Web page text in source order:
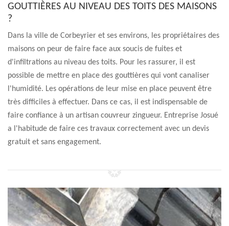
GOUTTIÈRES AU NIVEAU DES TOITS DES MAISONS
?
Dans la ville de Corbeyrier et ses environs, les propriétaires des
maisons on peur de faire face aux soucis de fuites et
d'infiltrations au niveau des toits. Pour les rassurer, il est
possible de mettre en place des gouttières qui vont canaliser
l'humidité. Les opérations de leur mise en place peuvent être
très difficiles à effectuer. Dans ce cas, il est indispensable de
faire confiance à un artisan couvreur zingueur. Entreprise Josué
a l'habitude de faire ces travaux correctement avec un devis
gratuit et sans engagement.